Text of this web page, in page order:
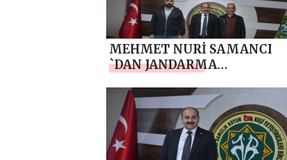
MEHMET NURİ SAMANCI
`DAN JANDARMA
YIL DÖNÜMÜ MESAJI